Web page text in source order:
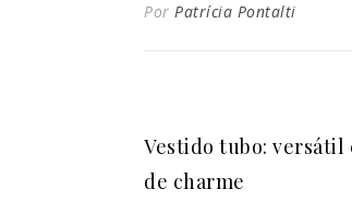
Por Patrícia Pontalti
Vestido tubo: versátil
de charme